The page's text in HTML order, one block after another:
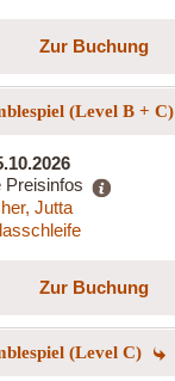
Zur Buchung
(Level B + C)
Preisinfos
Jutta
Zur Buchung
(Level C)